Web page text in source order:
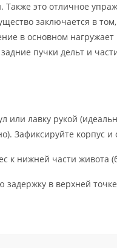
это отличное
заключается в
в основном
пучки дельт и
или лавку рукой
Зафиксируйте корпус
к нижней части живота
задержку в верхней